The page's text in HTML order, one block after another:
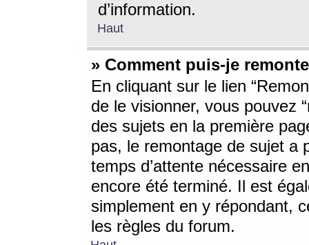
d’information.
Haut
» Comment puis-je
En cliquant sur le lien
de le visionner, vous pouvez
des sujets en la première
pas, le remontage de sujet a
temps d’attente nécessaire
encore été terminé. Il est
simplement en y répondant,
les règles du forum.